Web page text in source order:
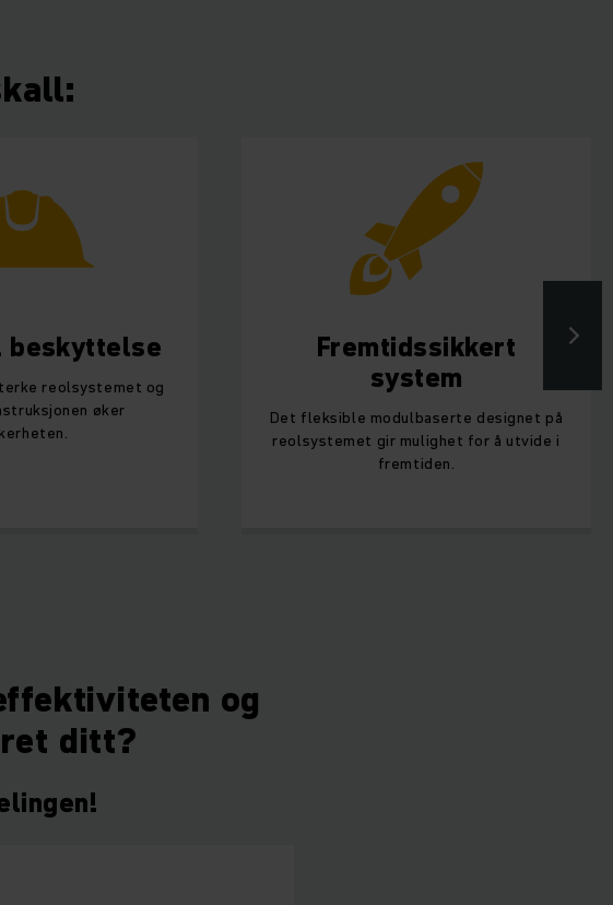
beskyttelse
reolsystemet og
øker
Fremtidssikkert
system
Det fleksible modulbaserte designet på
reolsystemet gir mulighet for å utvide i
fremtiden.
og
ditt?